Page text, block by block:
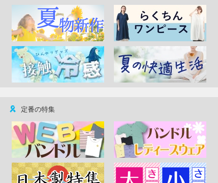
定番の特集